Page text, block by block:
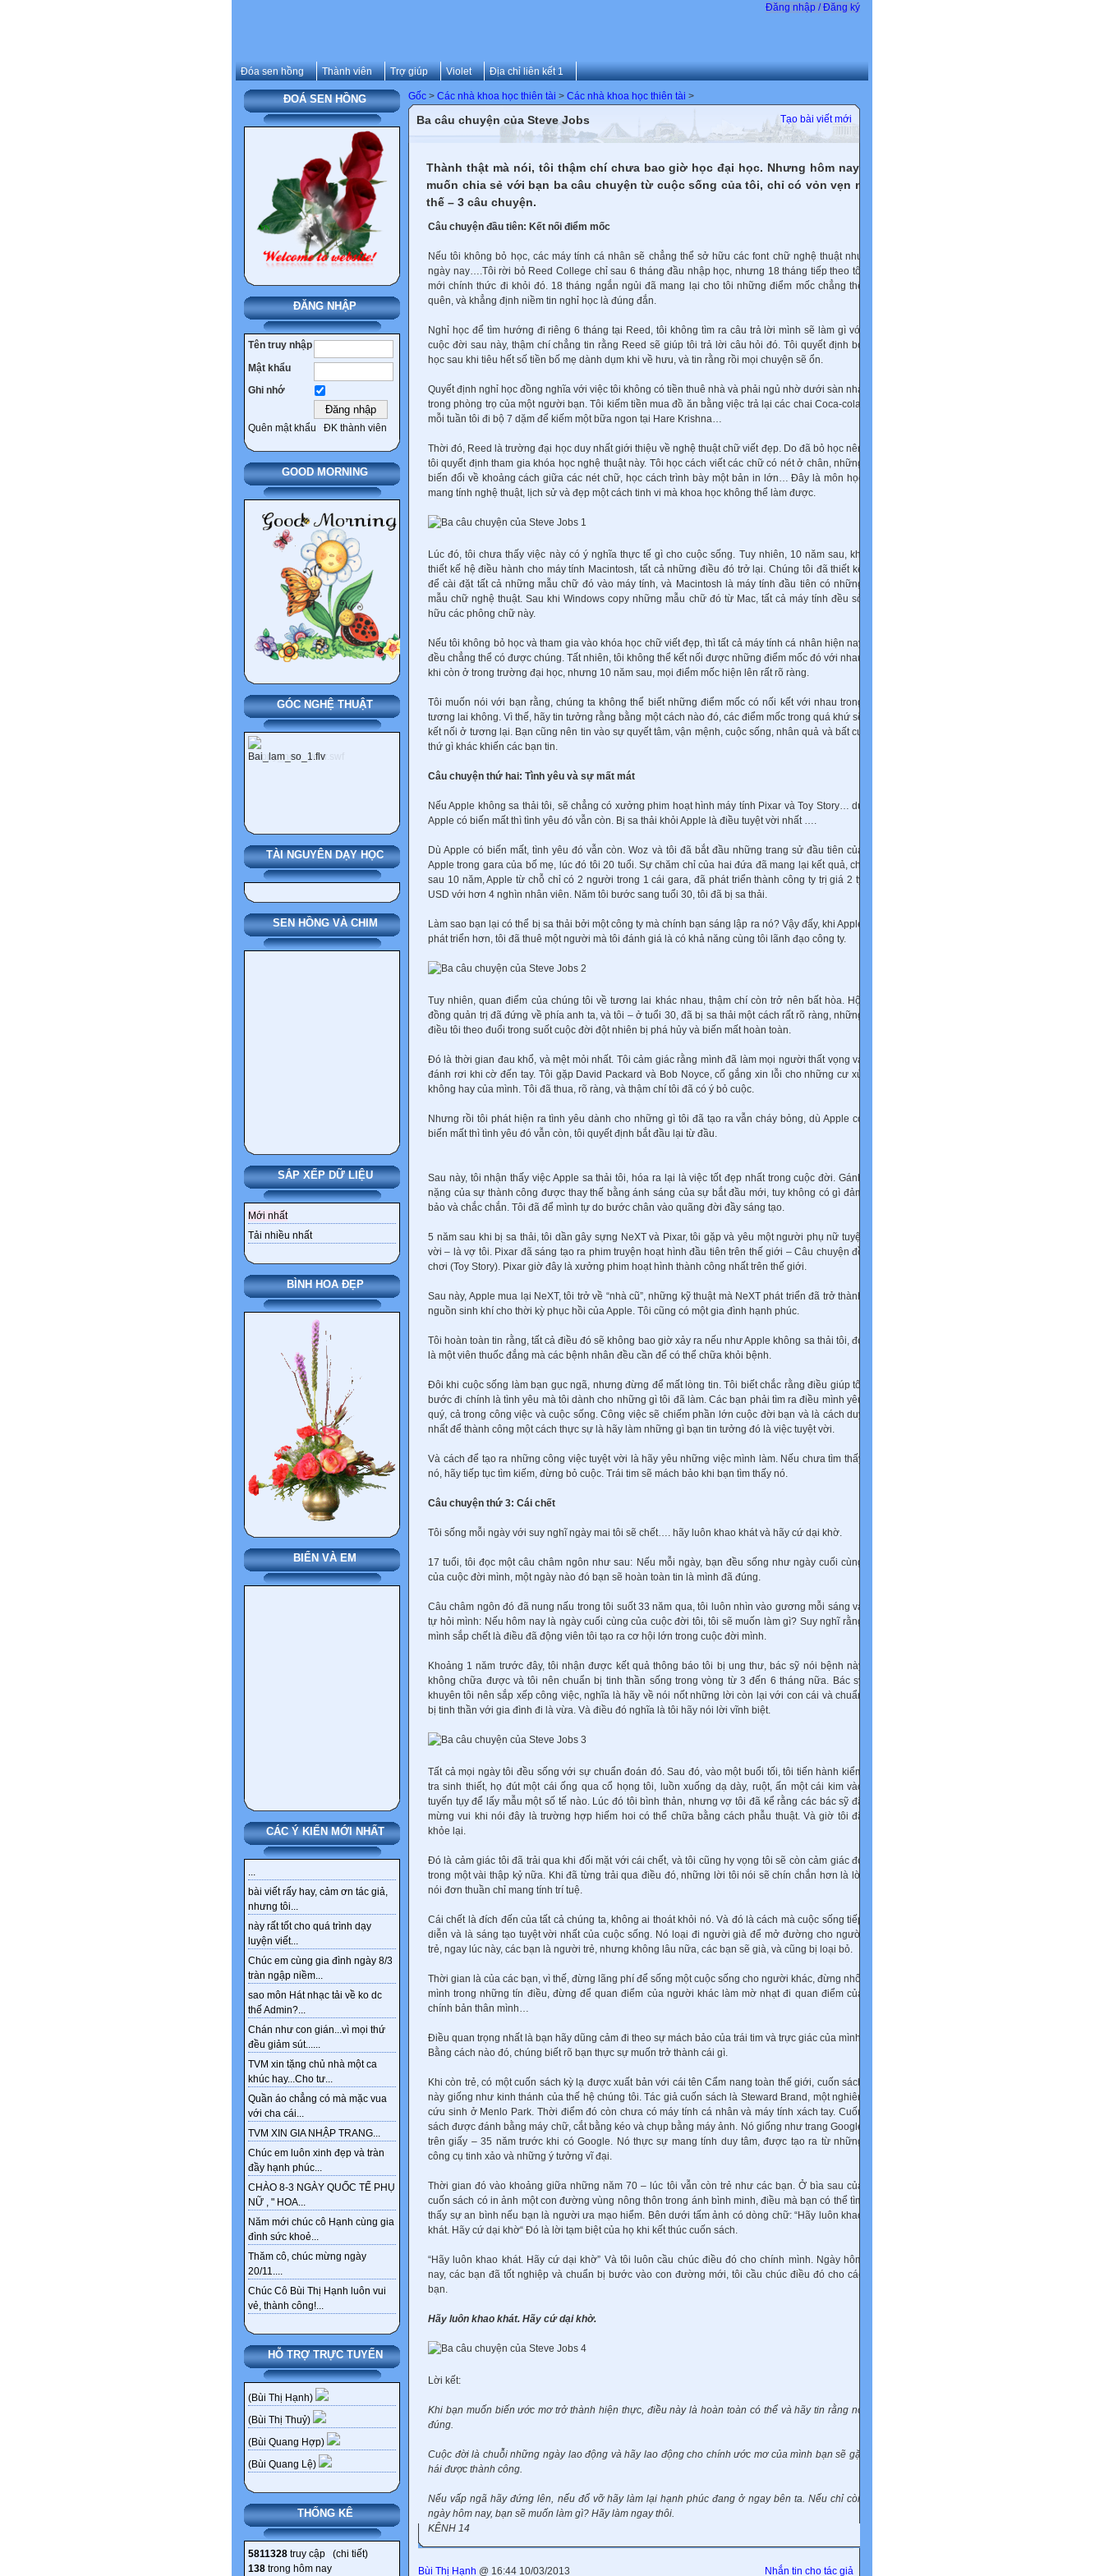
Đăng nhập / Đăng ký
Đóa sen hồng Thành viên Trợ giúp Violet Địa chỉ liên kết 1
ĐOÁ SEN HỒNG
ĐĂNG NHẬP
Tên truy nhập
Mật khẩu
Ghi nhớ
Quên mật khẩu ĐK thành viên
GOOD MORNING
GÓC NGHỆ THUẬT
TÀI NGUYÊN DẠY HỌC
SEN HỒNG VÀ CHIM
SẮP XẾP DỮ LIỆU
Mới nhất
Tải nhiều nhất
BÌNH HOA ĐẸP
BIỂN VÀ EM
CÁC Ý KIẾN MỚI NHẤT
...
bài viết rấy hay, cảm ơn tác giả,
nhưng tôi...
này rất tốt cho quá trình dạy
luyện viết...
Chúc em cùng gia đình ngày 8/3
tràn ngập niềm...
sao môn Hát nhạc tải về ko dc
thế Admin?...
Chán như con gián...vì mọi thứ
đều giảm sút......
TVM xin tặng chủ nhà một ca
khúc hay...Cho tư...
Quần áo chẳng có mà mặc vua
với cha cái...
TVM XIN GIA NHẬP TRANG...
Chúc em luôn xinh đẹp và tràn
đầy hạnh phúc...
CHÀO 8-3 NGÀY QUỐC TẾ PHỤ
NỮ , " HOA...
Năm mới chúc cô Hạnh cùng gia
đình sức khoẻ...
Thăm cô, chúc mừng ngày
20/11....
Chúc Cô Bùi Thị Hạnh luôn vui
vẻ, thành công!...
HỖ TRỢ TRỰC TUYẾN
(Bùi Thị Hạnh)
(Bùi Thị Thuỷ)
(Bùi Quang Hợp)
(Bùi Quang Lệ)
THỐNG KÊ
5811328 truy cập (chi tiết)
138 trong hôm nay
Gốc > Các nhà khoa học thiên tài > Các nhà khoa học thiên tài >
Tạo bài viết mới
Ba câu chuyện của Steve Jobs
Thành thật mà nói, tôi thậm chí chưa bao giờ học đại học. Nhưng hôm nay tôi
muốn chia sẻ với bạn ba câu chuyện từ cuộc sống của tôi, chỉ có vỏn vẹn như
thế – 3 câu chuyện.
Câu chuyện đầu tiên: Kết nối điểm mốc
Nếu tôi không bỏ học, các máy tính cá nhân sẽ chẳng thể sở hữu các font chữ nghệ thuật như
ngày nay….Tôi rời bỏ Reed College chỉ sau 6 tháng đầu nhập học, nhưng 18 tháng tiếp theo tôi
mới chính thức đi khỏi đó. 18 tháng ngắn ngủi đã mang lại cho tôi những điểm mốc chẳng thể
quên, và khẳng định niềm tin nghỉ học là đúng đắn.
Nghỉ học để tìm hướng đi riêng 6 tháng tại Reed, tôi không tìm ra câu trả lời mình sẽ làm gì với
cuộc đời sau này, thậm chí chẳng tin rằng Reed sẽ giúp tôi trả lời câu hỏi đó. Tôi quyết định bỏ
học sau khi tiêu hết số tiền bố mẹ dành dụm khi về hưu, và tin rằng rồi mọi chuyện sẽ ổn.
Quyết định nghỉ học đồng nghĩa với việc tôi không có tiền thuê nhà và phải ngủ nhờ dưới sàn nhà
trong phòng trọ của một người bạn. Tôi kiếm tiền mua đồ ăn bằng việc trả lại các chai Coca-cola,
mỗi tuần tôi đi bộ 7 dặm để kiếm một bữa ngon tại Hare Krishna…
Thời đó, Reed là trường đại học duy nhất giới thiệu về nghệ thuật chữ viết đẹp. Do đã bỏ học nên
tôi quyết định tham gia khóa học nghệ thuật này. Tôi học cách viết các chữ có nét ở chân, những
biến đổi về khoảng cách giữa các nét chữ, học cách trình bày một bản in lớn… Đây là môn học
mang tính nghệ thuật, lịch sử và đẹp một cách tinh vi mà khoa học không thể làm được.
Lúc đó, tôi chưa thấy việc này có ý nghĩa thực tế gì cho cuộc sống. Tuy nhiên, 10 năm sau, khi
thiết kế hệ điều hành cho máy tính Macintosh, tất cả những điều đó trở lại. Chúng tôi đã thiết kế
để cài đặt tất cả những mẫu chữ đó vào máy tính, và Macintosh là máy tính đầu tiên có những
mẫu chữ nghệ thuật. Sau khi Windows copy những mẫu chữ đó từ Mac, tất cả máy tính đều sở
hữu các phông chữ này.
Nếu tôi không bỏ học và tham gia vào khóa học chữ viết đẹp, thì tất cả máy tính cá nhân hiện nay
đều chẳng thể có được chúng. Tất nhiên, tôi không thể kết nối được những điểm mốc đó với nhau
khi còn ở trong trường đại học, nhưng 10 năm sau, mọi điểm mốc hiện lên rất rõ ràng.
Tôi muốn nói với bạn rằng, chúng ta không thể biết những điểm mốc có nối kết với nhau trong
tương lai không. Vì thế, hãy tin tưởng rằng bằng một cách nào đó, các điểm mốc trong quá khứ sẽ
kết nối ở tương lại. Bạn cũng nên tin vào sự quyết tâm, vận mệnh, cuộc sống, nhân quả và bất cứ
thứ gì khác khiến các bạn tin.
Câu chuyện thứ hai: Tình yêu và sự mất mát
Nếu Apple không sa thải tôi, sẽ chẳng có xưởng phim hoạt hình máy tính Pixar và Toy Story… dù
Apple có biến mất thì tình yêu đó vẫn còn. Bị sa thải khỏi Apple là điều tuyệt vời nhất ….
Dù Apple có biến mất, tình yêu đó vẫn còn. Woz và tôi đã bắt đầu những trang sử đầu tiên của
Apple trong gara của bố mẹ, lúc đó tôi 20 tuổi. Sự chăm chỉ của hai đứa đã mang lại kết quả, chỉ
sau 10 năm, Apple từ chỗ chỉ có 2 người trong 1 cái gara, đã phát triển thành công ty trị giá 2 tỷ
USD với hơn 4 nghìn nhân viên. Năm tôi bước sang tuổi 30, tôi đã bị sa thải.
Làm sao bạn lại có thể bị sa thải bởi một công ty mà chính bạn sáng lập ra nó? Vậy đấy, khi Apple
phát triển hơn, tôi đã thuê một người mà tôi đánh giá là có khả năng cùng tôi lãnh đạo công ty.
Tuy nhiên, quan điểm của chúng tôi về tương lai khác nhau, thậm chí còn trở nên bất hòa. Hội
đồng quản trị đã đứng về phía anh ta, và tôi – ở tuổi 30, đã bị sa thải một cách rất rõ ràng, những
điều tôi theo đuổi trong suốt cuộc đời đột nhiên bị phá hủy và biến mất hoàn toàn.
Đó là thời gian đau khổ, và mệt mỏi nhất. Tôi cảm giác rằng mình đã làm mọi người thất vọng và
đánh rơi khi cờ đến tay. Tôi gặp David Packard và Bob Noyce, cố gắng xin lỗi cho những cư xử
không hay của mình. Tôi đã thua, rõ ràng, và thậm chí tôi đã có ý bỏ cuộc.
Nhưng rồi tôi phát hiện ra tình yêu dành cho những gì tôi đã tạo ra vẫn cháy bỏng, dù Apple có
biến mất thì tình yêu đó vẫn còn, tôi quyết định bắt đầu lại từ đầu.
Sau này, tôi nhận thấy việc Apple sa thải tôi, hóa ra lại là việc tốt đẹp nhất trong cuộc đời. Gánh
nặng của sự thành công được thay thế bằng ánh sáng của sự bắt đầu mới, tuy không có gì đảm
bảo và chắc chắn. Tôi đã để mình tự do bước chân vào quãng đời đầy sáng tạo.
5 năm sau khi bị sa thải, tôi dần gây sựng NeXT và Pixar, tôi gặp và yêu một người phụ nữ tuyệt
vời – là vợ tôi. Pixar đã sáng tạo ra phim truyện hoạt hình đầu tiên trên thế giới – Câu chuyện đồ
chơi (Toy Story). Pixar giờ đây là xưởng phim hoạt hình thành công nhất trên thế giới.
Sau này, Apple mua lại NeXT, tôi trở về “nhà cũ”, những kỹ thuật mà NeXT phát triển đã trở thành
nguồn sinh khí cho thời kỳ phục hồi của Apple. Tôi cũng có một gia đình hạnh phúc.
Tôi hoàn toàn tin rằng, tất cả điều đó sẽ không bao giờ xảy ra nếu như Apple không sa thải tôi, đó
là một viên thuốc đắng mà các bệnh nhân đều cần để có thể chữa khỏi bệnh.
Đôi khi cuộc sống làm bạn gục ngã, nhưng đừng để mất lòng tin. Tôi biết chắc rằng điều giúp tôi
bước đi chính là tình yêu mà tôi dành cho những gì tôi đã làm. Các bạn phải tìm ra điều mình yêu
quý, cả trong công việc và cuộc sống. Công việc sẽ chiếm phần lớn cuộc đời bạn và là cách duy
nhất để thành công một cách thực sự là hãy làm những gì bạn tin tưởng đó là việc tuyệt vời.
Và cách để tạo ra những công việc tuyệt vời là hãy yêu những việc mình làm. Nếu chưa tìm thấy
nó, hãy tiếp tục tìm kiếm, đừng bỏ cuộc. Trái tim sẽ mách bảo khi bạn tìm thấy nó.
Câu chuyện thứ 3: Cái chết
Tôi sống mỗi ngày với suy nghĩ ngày mai tôi sẽ chết…. hãy luôn khao khát và hãy cứ dại khờ.
17 tuổi, tôi đọc một câu châm ngôn như sau: Nếu mỗi ngày, bạn đều sống như ngày cuối cùng
của cuộc đời mình, một ngày nào đó bạn sẽ hoàn toàn tin là mình đã đúng.
Câu châm ngôn đó đã nung nấu trong tôi suốt 33 năm qua, tôi luôn nhìn vào gương mỗi sáng và
tự hỏi mình: Nếu hôm nay là ngày cuối cùng của cuộc đời tôi, tôi sẽ muốn làm gì? Suy nghĩ rằng
mình sắp chết là điều đã động viên tôi tạo ra cơ hội lớn trong cuộc đời mình.
Khoảng 1 năm trước đây, tôi nhận được kết quả thông báo tôi bị ung thư, bác sỹ nói bệnh này
không chữa được và tôi nên chuẩn bị tinh thần sống trong vòng từ 3 đến 6 tháng nữa. Bác sỹ
khuyên tôi nên sắp xếp công việc, nghĩa là hãy về nói nốt những lời còn lại với con cái và chuẩn
bị tinh thần với gia đình đi là vừa. Và điều đó nghĩa là tôi hãy nói lời vĩnh biệt.
Tất cả mọi ngày tôi đều sống với sự chuẩn đoán đó. Sau đó, vào một buổi tối, tôi tiến hành kiểm
tra sinh thiết, họ đút một cái ống qua cổ họng tôi, luồn xuống dạ dày, ruột, ấn một cái kim vào
tuyến tụy để lấy mẫu một số tế nào. Lúc đó tôi bình thản, nhưng vợ tôi đã kể rằng các bác sỹ đã
mừng vui khi nói đây là trường hợp hiếm hoi có thể chữa bằng cách phẫu thuật. Và giờ tôi đã
khỏe lại.
Đó là cảm giác tôi đã trải qua khi đối mặt với cái chết, và tôi cũng hy vọng tôi sẽ còn cảm giác đó
trong một vài thập kỷ nữa. Khi đã từng trải qua điều đó, những lời tôi nói sẽ chín chắn hơn là lời
nói đơn thuần chỉ mang tính trí tuệ.
Cái chết là đích đến của tất cả chúng ta, không ai thoát khỏi nó. Và đó là cách mà cuộc sống tiếp
diễn và là sáng tạo tuyệt vời nhất của cuộc sống. Nó loại đi người già để mở đường cho người
trẻ, ngay lúc này, các bạn là người trẻ, nhưng không lâu nữa, các bạn sẽ già, và cũng bị loại bỏ.
Thời gian là của các bạn, vì thế, đừng lãng phí để sống một cuộc sống cho người khác, đừng nhốt
mình trong những tín điều, đừng để quan điểm của người khác làm mờ nhạt đi quan điểm của
chính bản thân mình…
Điều quan trọng nhất là bạn hãy dũng cảm đi theo sự mách bảo của trái tim và trực giác của mình.
Bằng cách nào đó, chúng biết rõ bạn thực sự muốn trở thành cái gì.
Khi còn trẻ, có một cuốn sách kỳ lạ được xuất bản với cái tên Cẩm nang toàn thế giới, cuốn sách
này giống như kinh thánh của thế hệ chúng tôi. Tác giả cuốn sách là Steward Brand, một nghiên
cứu sinh ở Menlo Park. Thời điểm đó còn chưa có máy tính cá nhân và máy tính xách tay. Cuốn
sách được đánh bằng máy chữ, cắt bằng kéo và chụp bằng máy ảnh. Nó giống như trang Google
trên giấy – 35 năm trước khi có Google. Nó thực sự mang tính duy tâm, được tạo ra từ những
công cụ tinh xảo và những ý tưởng vĩ đại.
Thời gian đó vào khoảng giữa những năm 70 – lúc tôi vẫn còn trẻ như các bạn. Ở bìa sau của
cuốn sách có in ảnh một con đường vùng nông thôn trong ánh bình minh, điều mà bạn có thể tìm
thấy sự an bình nếu bạn là người ưa mạo hiểm. Bên dưới tấm ảnh có dòng chữ: “Hãy luôn khao
khát. Hãy cứ dại khờ“ Đó là lời tạm biệt của họ khi kết thúc cuốn sách.
“Hãy luôn khao khát. Hãy cứ dại khờ” Và tôi luôn cầu chúc điều đó cho chính mình. Ngày hôm
nay, các bạn đã tốt nghiệp và chuẩn bị bước vào con đường mới, tôi cầu chúc điều đó cho các
bạn.
Hãy luôn khao khát. Hãy cứ dại khờ.
Lời kết:
Khi bạn muốn biến ước mơ trở thành hiện thực, điều này là hoàn toàn có thể và hãy tin rằng nó
đúng.
Cuộc đời là chuỗi những ngày lao động và hãy lao động cho chính ước mơ của mình bạn sẽ gặt
hái được thành công.
Nếu vấp ngã hãy đứng lên, nếu đổ vỡ hãy làm lại hạnh phúc đang ở ngay bên ta. Nếu chỉ còn
ngày hôm nay, bạn sẽ muốn làm gì? Hãy làm ngay thôi.
KÊNH 14
Nhắn tin cho tác giả
Bùi Thị Hạnh @ 16:44 10/03/2013